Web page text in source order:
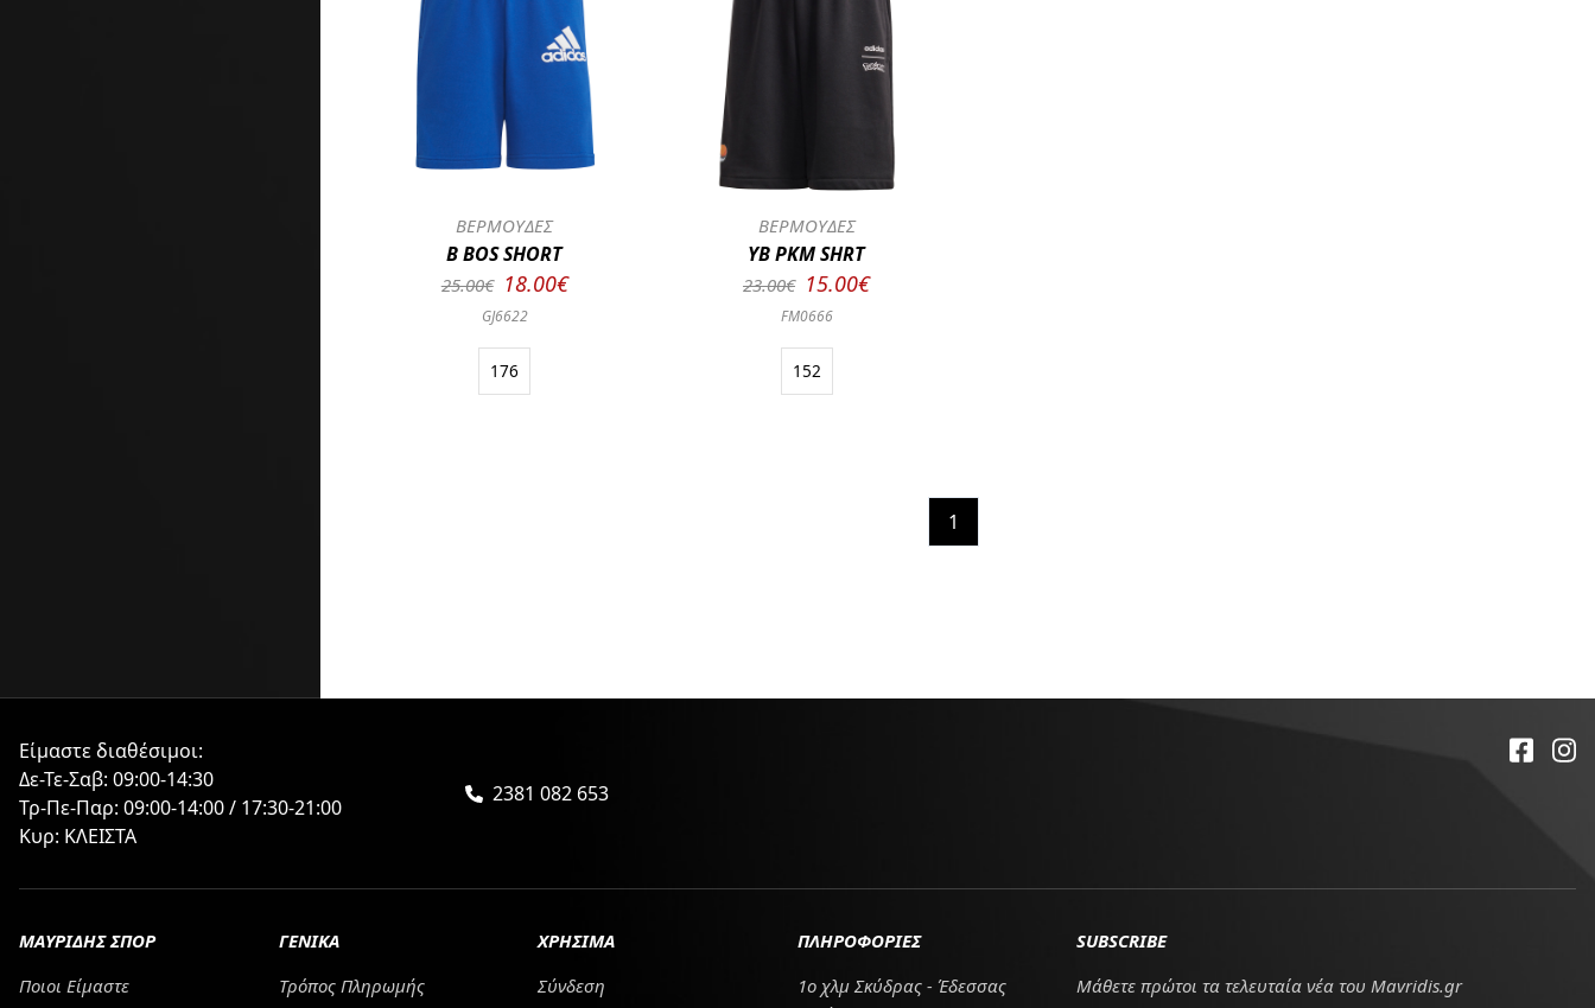
ΒΕΡΜΟΥΔΕΣ
B BOS SHORT
25.00€ 18.00€
GJ6622
176
ΒΕΡΜΟΥΔΕΣ
YB PKM SHRT
23.00€ 15.00€
FM0666
152
1
Είμαστε διαθέσιμοι:
Δε-Τε-Σαβ: 09:00-14:30
Τρ-Πε-Παρ: 09:00-14:00 / 17:30-21:00
Κυρ: ΚΛΕΙΣΤΑ
2381 082 653
ΜΑΥΡΙΔΗΣ ΣΠΟΡ
Ποιοι Είμαστε
ΓΕΝΙΚΑ
Τρόπος Πληρωμής
ΧΡΗΣΙΜΑ
Σύνδεση
ΠΛΗΡΟΦΟΡΙΕΣ
1ο χλμ Σκύδρας - Έδεσσας
SUBSCRIBE
Μάθετε πρώτοι τα τελευταία νέα του Mavridis.gr